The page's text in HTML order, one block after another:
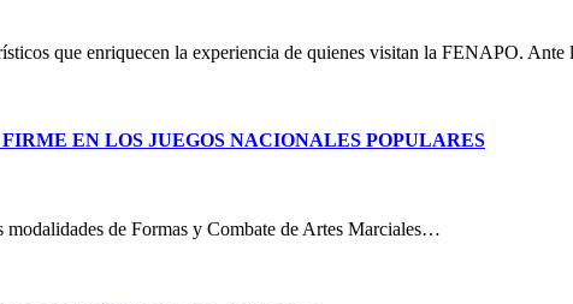
que enriquecen la experiencia de quienes visitan la FENAPO.
EN LOS JUEGOS NACIONALES POPULARES
modalidades de Formas y Combate de Artes Marciales…